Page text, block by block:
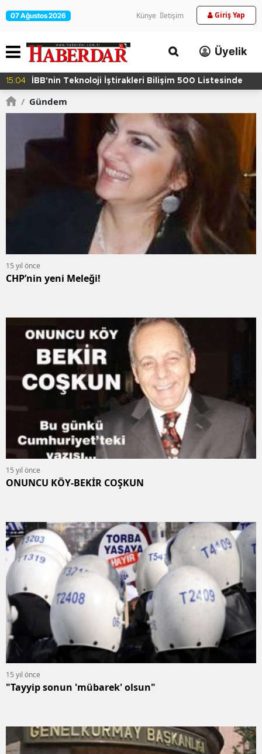
07 Ağustos 2026 Künye İletişim Giriş Yap
Üyelik
11:59 Bayrampaşa'da Kaldırım İşgali Denetimi
/ Gündem
15 yıl önce
CHP’nin yeni Meleği!
15 yıl önce
ONUNCU KÖY-BEKİR COŞKUN
15 yıl önce
"Tayyip sonun 'mübarek' olsun"